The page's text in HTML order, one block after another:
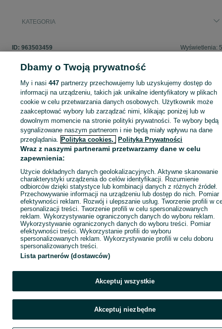
KATEGORIA
ID: 963503459 Wyświetlenia:
Zaloguj się lub załóż konto na OLX, aby skontaktować się z
sprzedającym
Zaloguj się / Załóż konto
Dbamy o Twoją prywatność
My i nasi447 partnerzy przechowujemy lub uzyskujemy dostęp do
informacji na urządzeniu, takich jak unikalne identyfikatory w plikach
cookie w celu przetwarzania danych osobowych. Użytkownik może
zaakceptować wybory lub zarządzać nimi, klikając poniżej lub w
dowolnym momencie na stronie polityki prywatności. Te wybory będą
sygnalizowane naszym partnerom i nie będą miały wpływu na dane
przeglądania. Polityka cookies, Polityka Prywatności
Wraz z naszymi partnerami przetwarzamy dane w celu
zapewnienia:
Użycie dokładnych danych geolokalizacyjnych. Aktywne skanowanie
charakterystyki urządzenia do celów identyfikacji. Rozumienie
odbiorców dzięki statystyce lub kombinacji danych z różnych źródeł.
Przechowywanie informacji na urządzeniu lub dostęp do nich. Pomiar
efektywności reklam. Rozwój i ulepszanie usług. Tworzenie profili w
personalizacji treści. Tworzenie profili w celu spersonalizowanych
reklam. Wykorzystywanie ograniczonych danych do wyboru reklam.
Wykorzystywanie ograniczonych danych do wyboru treści. Pomiar
efektywności treści. Wykorzystanie profili do wyboru
spersonalizowanych reklam. Wykorzystywanie profili w celu doboru
spersonalizowanych treści.
Lista partnerów (dostawców)
Akceptuj wszystkie
Akceptuj niezbędne